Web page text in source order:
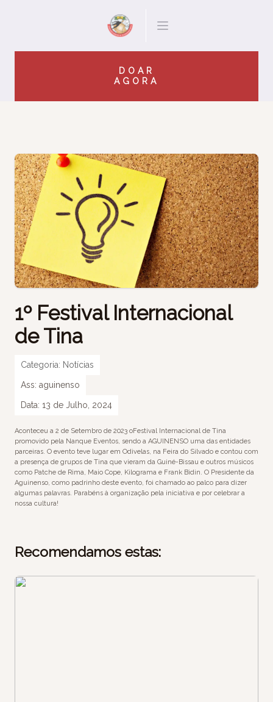
DOAR
AGORA
1º Festival Internacional
de Tina
Categoria: Notícias
Ass: aguinenso
Data: 13 de Julho, 2024
Aconteceu a 2 de Setembro de 2023 oFestival Internacional de Tina
promovido pela Nanque Eventos, sendo a AGUINENSO uma das entidades
parceiras. O evento teve lugar em Odivelas, na Feira do Silvado e contou com
a presença de grupos de Tina que vieram da Guiné-Bissau e outros músicos
como Patche de Rima, Maio Cope, Kilograma e Frank Bidin. O Presidente da
Aguinenso, como padrinho deste evento, foi chamado ao palco para dizer
algumas palavras. Parabéns à organização pela iniciativa e por celebrar a
nossa cultura!
Recomendamos estas: